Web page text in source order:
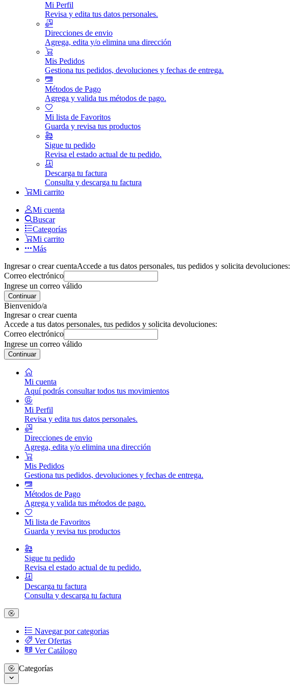
Mi Perfil
Revisa y edita tus datos personales.
Direcciones de envio
Agrega, edita y/o elimina una dirección
Mis Pedidos
Gestiona tus pedidos, devoluciones y fechas de entrega.
Métodos de Pago
Agrega y valida tus métodos de pago.
Mi lista de Favoritos
Guarda y revisa tus productos
Sigue tu pedido
Revisa el estado actual de tu pedido.
Descarga tu factura
Consulta y descarga tu factura
Mi carrito
Mi cuenta
Buscar
Categorías
Mi carrito
Más
Ingresar o crear cuentaAccede a tus datos personales, tus pedidos y solicita devoluciones:
Correo electrónico
Ingrese un correo válido
Continuar
Bienvenido/a
Ingresar o crear cuenta
Accede a tus datos personales, tus pedidos y solicita devoluciones:
Correo electrónico
Ingrese un correo válido
Continuar
Mi cuenta
Aquí podrás consultar todos tus movimientos
Mi Perfil
Revisa y edita tus datos personales.
Direcciones de envio
Agrega, edita y/o elimina una dirección
Mis Pedidos
Gestiona tus pedidos, devoluciones y fechas de entrega.
Métodos de Pago
Agrega y valida tus métodos de pago.
Mi lista de Favoritos
Guarda y revisa tus productos
Sigue tu pedido
Revisa el estado actual de tu pedido.
Descarga tu factura
Consulta y descarga tu factura
Navegar por categorias
Ver Ofertas
Ver Catálogo
Categorías